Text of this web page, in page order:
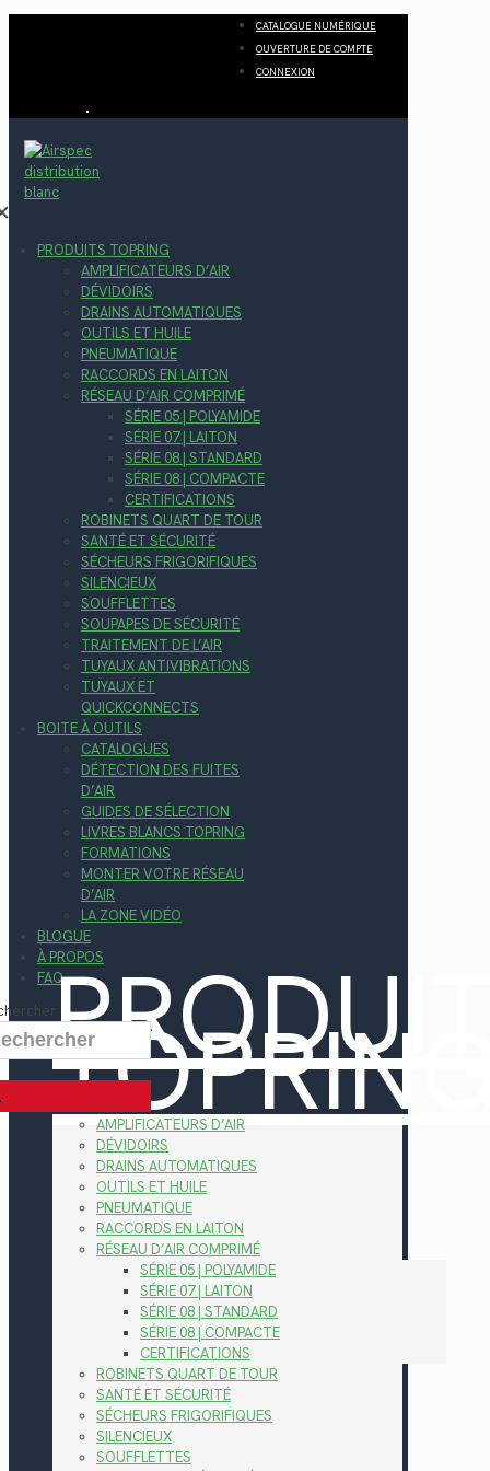
CATALOGUE NUMÉRIQUE
OUVERTURE DE COMPTE
CONNEXION
PRODUITS TOPRING
AMPLIFICATEURS D’AIR
DÉVIDOIRS
DRAINS AUTOMATIQUES
OUTILS ET HUILE
PNEUMATIQUE
RACCORDS EN LAITON
RÉSEAU D’AIR COMPRIMÉ
SÉRIE 05 | POLYAMIDE
SÉRIE 07 | LAITON
SÉRIE 08 | STANDARD
SÉRIE 08 | COMPACTE
CERTIFICATIONS
ROBINETS QUART DE TOUR
SANTÉ ET SÉCURITÉ
SÉCHEURS FRIGORIFIQUES
SILENCIEUX
SOUFFLETTES
SOUPAPES DE SÉCURITÉ
TRAITEMENT DE L’AIR
TUYAUX ANTIVIBRATIONS
TUYAUX ET
QUICKCONNECTS
BOITE À OUTILS
CATALOGUES
DÉTECTION DES FUITES
D’AIR
GUIDES DE SÉLECTION
LIVRES BLANCS TOPRING
FORMATIONS
MONTER VOTRE RÉSEAU
D’AIR
LA ZONE VIDÉO
BLOGUE
À PROPOS
FAQ
AMPLIFICATEURS D’AIR
DÉVIDOIRS
DRAINS AUTOMATIQUES
OUTILS ET HUILE
PNEUMATIQUE
RACCORDS EN LAITON
RÉSEAU D’AIR COMPRIMÉ
SÉRIE 05 | POLYAMIDE
SÉRIE 07 | LAITON
SÉRIE 08 | STANDARD
SÉRIE 08 | COMPACTE
CERTIFICATIONS
ROBINETS QUART DE TOUR
SANTÉ ET SÉCURITÉ
SÉCHEURS FRIGORIFIQUES
SILENCIEUX
SOUFFLETTES